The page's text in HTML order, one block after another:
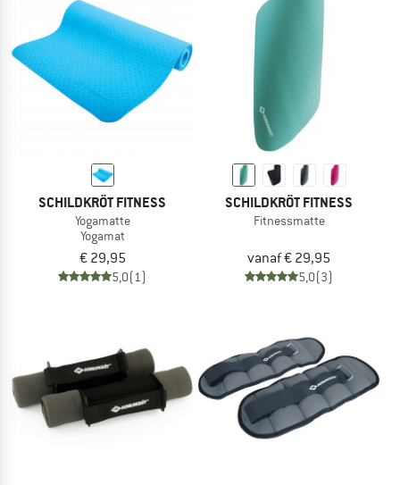
SCHILDKRÖT FITNESS
Yogamatte
Yogamat
€ 29,95
5,0(1)
SCHILDKRÖT FITNESS
Fitnessmatte
vanaf € 29,95
5,0(3)